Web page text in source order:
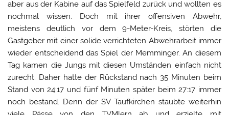
aber aus der Kabine auf das Spielfeld zurück und wollten es
nochmal wissen. Doch mit ihrer offensiven Abwehr,
meistens deutlich vor dem 9-Meter-Kreis, störten die
Gastgeber mit einer solide verrichteten Abwehrarbeit immer
wieder entscheidend das Spiel der Memminger. An diesem
Tag kamen die Jungs mit diesen Umständen einfach nicht
zurecht. Daher hatte der Rückstand nach 35 Minuten beim
Stand von 24:17 und fünf Minuten später beim 27:17 immer
noch bestand. Denn der SV Taufkirchen staubte weiterhin